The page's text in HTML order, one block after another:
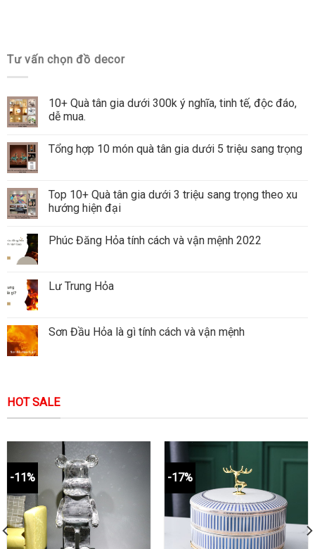
Tư vấn chọn đồ decor
10+ Quà tân gia dưới 300k ý nghĩa, tinh tế, độc đáo,
dễ mua.
Tổng hợp 10 món quà tân gia dưới 5 triệu sang trọng
Top 10+ Quà tân gia dưới 3 triệu sang trọng theo xu
hướng hiện đại
Phúc Đăng Hỏa tính cách và vận mệnh 2022
Lư Trung Hỏa
Sơn Đầu Hỏa là gì tính cách và vận mệnh
HOT SALE
-11% -17%